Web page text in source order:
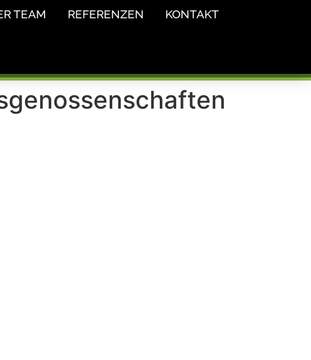
TEAM REFERENZEN KONTAKT